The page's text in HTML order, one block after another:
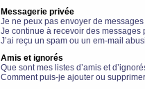
Messagerie privée
Je ne peux pas envoyer de
Je continue à recevoir des messages
J’ai reçu un spam ou un em-mail
Amis et ignorés
Que sont mes listes d’amis et
Comment puis-je ajouter ou